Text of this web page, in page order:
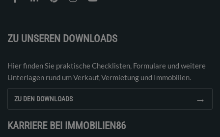
ZU UNSEREN DOWNLOADS
Hier finden Sie praktische Checklisten, Formulare und weitere
Unterlagen rund um Verkauf, Vermietung und Immobilien.
ZU DEN DOWNLOADS →
KARRIERE BEI IMMOBILIEN86